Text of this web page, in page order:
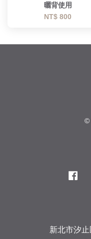
曬背使用
NT$ 800
©
新北市汐